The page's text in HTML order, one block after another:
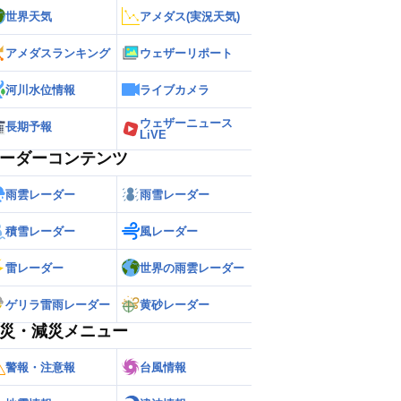
世界天気 アメダス(実況天気)
アメダスランキング ウェザーリポート
河川水位情報 ライブカメラ
長期予報
ウェザーニュース
LiVE
ダーコンテンツ
雨雲レーダー 雨雪レーダー
積雪レーダー 風レーダー
雷レーダー 世界の雨雲レーダー
ゲリラ雷雨レーダー 黄砂レーダー
・減災メニュー
警報・注意報 台風情報